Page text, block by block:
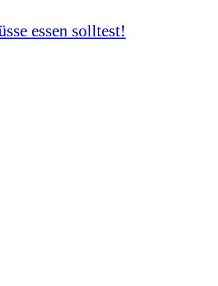
essen solltest!